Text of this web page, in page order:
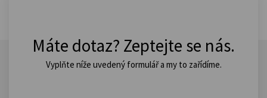
Máte dotaz? Zeptejte se nás.
Vyplňte níže uvedený formulář a my to zařídíme.